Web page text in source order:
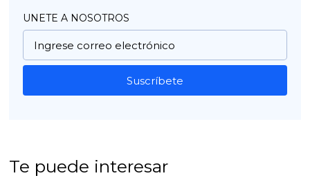
UNETE A NOSOTROS
Suscríbete
Te puede interesar